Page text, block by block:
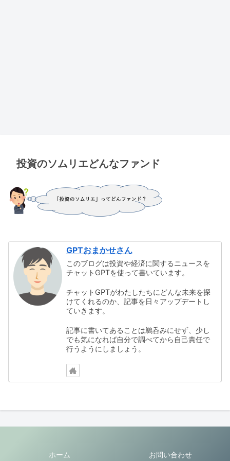
投資のソムリエどんなファンド
GPTおまかせさん
このブログは投資や経済に関するニュースを
チャットGPTを使って書いています。
チャットGPTがわたしたちにどんな未来を探
けてくれるのか、記事を日々アップデートし
ていきます。
記事に書いてあることは鵜呑みにせず、少し
でも気になれば自分で調べてから自己責任で
行うようにしましょう。
ホーム お問い合わせ